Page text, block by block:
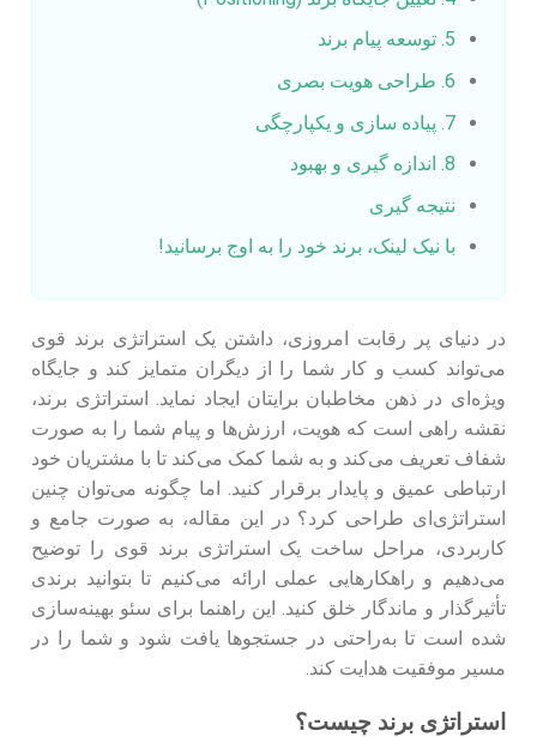
5. توسعه پیام برند
6. طراحی هویت بصری
7. پیاده‌ سازی و یکپارچگی
8. اندازه‌ گیری و بهبود
نتیجه‌ گیری
با نیک لینک، برند خود را به اوج برسانید!
در دنیای پر رقابت امروزی، داشتن یک استراتژی برند قوی
می‌تواند کسب‌ و کار شما را از دیگران متمایز کند و جایگاه
ویژه‌ای در ذهن مخاطبان برایتان ایجاد نماید. استراتژی برند،
نقشه راهی است که هویت، ارزش‌ها و پیام شما را به‌ صورت
شفاف تعریف می‌کند و به شما کمک می‌کند تا با مشتریان خود
ارتباطی عمیق و پایدار برقرار کنید. اما چگونه می‌توان چنین
استراتژی‌ای طراحی کرد؟ در این مقاله، به‌ صورت جامع و
کاربردی، مراحل ساخت یک استراتژی برند قوی را توضیح
می‌دهیم و راهکارهایی عملی ارائه می‌کنیم تا بتوانید برندی
تأثیرگذار و ماندگار خلق کنید. این راهنما برای سئو بهینه‌سازی
شده است تا به‌راحتی در جستجوها یافت شود و شما را در
مسیر موفقیت هدایت کند.
استراتژی برند چیست؟